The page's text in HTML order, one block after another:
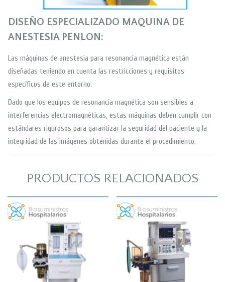
DISEÑO ESPECIALIZADO MAQUINA DE
ANESTESIA PENLON:
Las máquinas de anestesia para resonancia magnética están
diseñadas teniendo en cuenta las restricciones y requisitos
específicos de este entorno.
Dado que los equipos de resonancia magnética son sensibles a
interferencias electromagnéticas, estas máquinas deben cumplir con
estándares rigurosos para garantizar la seguridad del paciente y la
integridad de las imágenes obtenidas durante el procedimiento.
PRODUCTOS RELACIONADOS